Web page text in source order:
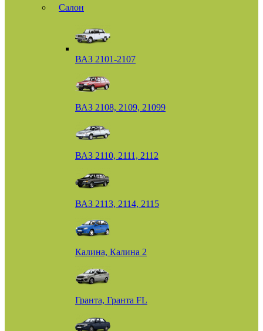
Салон
ВАЗ 2101-2107
ВАЗ 2108, 2109, 21099
ВАЗ 2110, 2111, 2112
ВАЗ 2113, 2114, 2115
Калина, Калина 2
Гранта, Гранта FL